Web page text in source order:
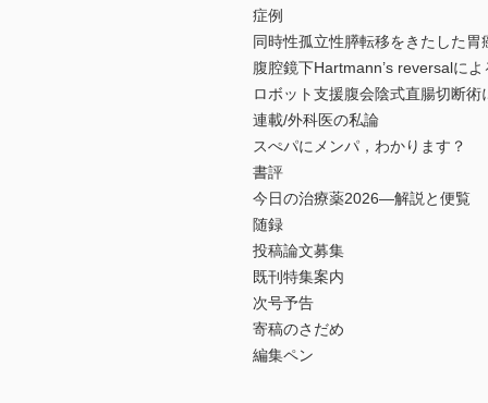
症例
同時性孤立性膵転移をきたした胃
腹腔鏡下Hartmann’s reversalに
ロボット支援腹会陰式直腸切断
連載/外科医の私論
スぺパにメンパ，わかります？
書評
今日の治療薬2026―解説と便覧
随録
投稿論文募集
既刊特集案内
次号予告
寄稿のさだめ
編集ペン